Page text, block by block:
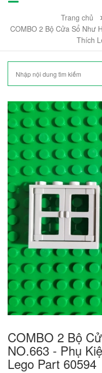
Trang chủ
COMBO 2 Bộ Cửa Sổ Như
Thích
COMBO 2 Bộ
NO.663 - Phụ
Lego Part 60594